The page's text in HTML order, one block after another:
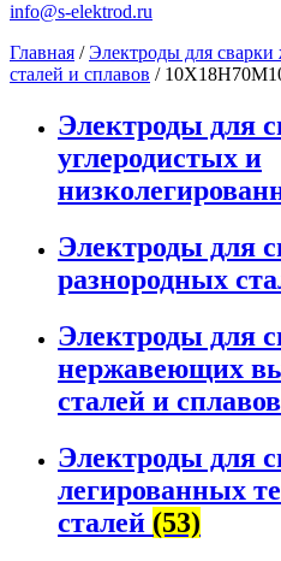
info@s-elektrod.ru
Главная /Электроды для
сталей и сплавов /
Электроды для
углеродистых и
Электроды для
разнородных
Электроды для
нержавеющих
сталей и сплавов
Электроды для
легированных
сталей (53)